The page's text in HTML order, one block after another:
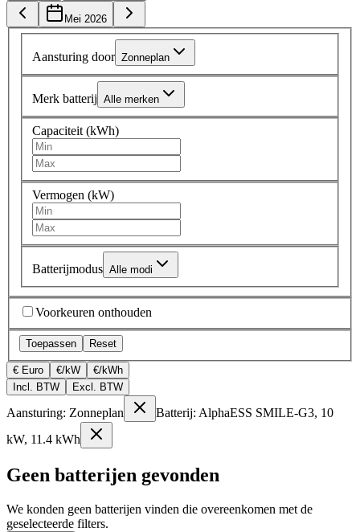
Mei 2026
Aansturing door Zonneplan
Merk batterij Alle merken
Capaciteit (kWh)
Vermogen (kW)
Batterijmodus Alle modi
Voorkeuren onthouden
Toepassen Reset
€ Euro €/kW
€/kWh
Incl. BTW
Excl. BTW
Aansturing: Zonneplan
Batterij: AlphaESS SMILE-G3, 10
kW, 11.4 kWh
Geen batterijen gevonden
We konden geen batterijen vinden die overeenkomen met de
geselecteerde filters.